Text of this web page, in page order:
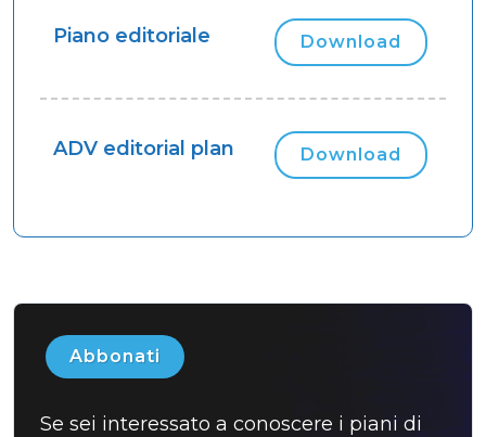
Piano editoriale Download
ADV editorial plan Download
Abbonati
Se sei interessato a conoscere i piani di